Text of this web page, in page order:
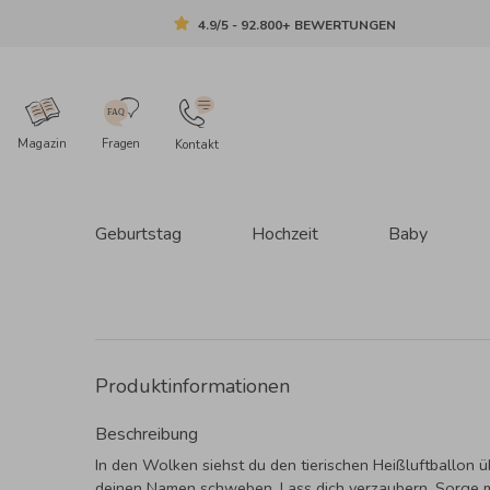
4.9/5 - 92.800+ BEWERTUNGEN
Magazin Fragen Kontakt
Geburtstag Hochzeit Baby
Produktinformationen
Beschreibung
In den Wolken siehst du den tierischen Heißluftballon